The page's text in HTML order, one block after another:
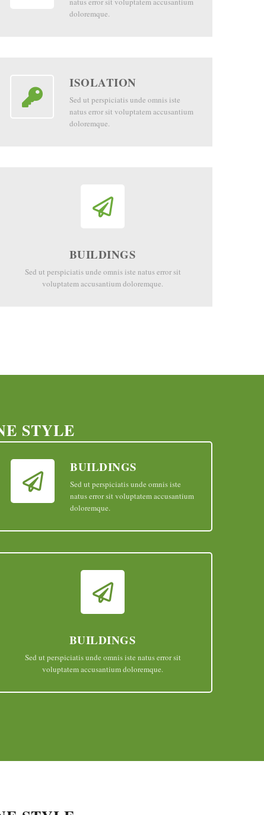
doloremque.
ISOLATION
Sed ut perspiciatis unde omnis iste
natus error sit voluptatem accusantium
doloremque.
BUILDINGS
Sed ut perspiciatis unde omnis iste natus error sit
voluptatem accusantium doloremque.
STYLE
BUILDINGS
Sed ut perspiciatis unde omnis iste
natus error sit voluptatem accusantium
doloremque.
BUILDINGS
Sed ut perspiciatis unde omnis iste natus error sit
voluptatem accusantium doloremque.